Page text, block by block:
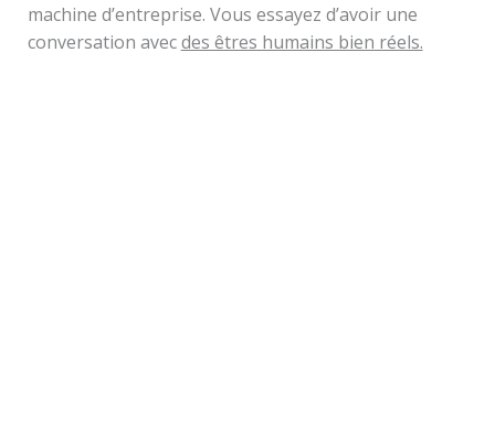
machine d’entreprise. Vous essayez d’avoir une
conversation avecdes êtres humains bien réels.